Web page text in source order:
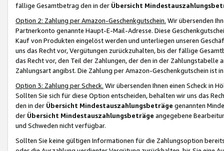
fällige Gesamtbetrag den in der Übersicht
Option 2: Zahlung per Amazon-Geschenkgutschein. Wir übersenden
Partnerkonto genannte Haupt-E-Mail-Adresse. Diese
Kauf von Produkten eingelöst werden und unterliegen unseren
uns das Recht vor, Vergütungen zurückzuhalten, bis der fällige
das Recht vor, den Teil der Zahlungen, der den in der
Zahlungsart angibst. Die Zahlung per Amazon-Geschenkgutschein ist
Option 3: Zahlung per Scheck. Wir übersenden Ihnen einen Scheck in
Sollten Sie sich für diese Option entscheiden, behalten wir uns das
den in der Übersicht Mindestauszahlungsbeträge genannten
der Übersicht Mindestauszahlungsbeträge angegebene
und Schweden nicht verfügbar.
Sollten Sie keine gültigen Informationen für die Zahlungsoption